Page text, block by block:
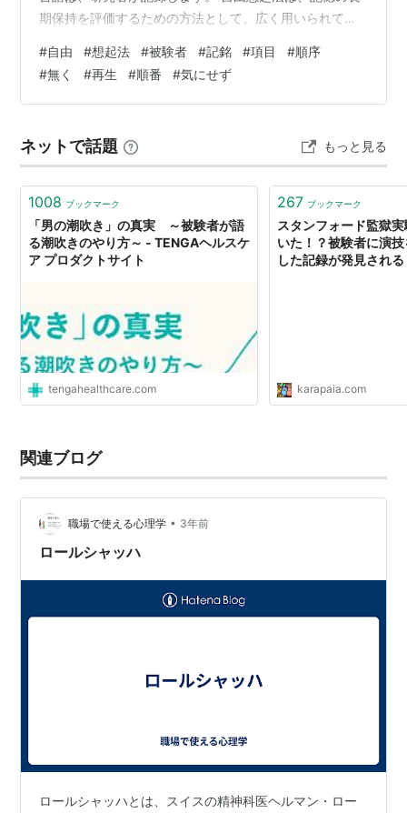
期保持を評価するための方法として、広く用いられてい
だけ正確に、どれだけ多く再生できるかによって、記憶
の強さを評価することができます。また、被験者が再生
した項目の順番や、再生に要した時間なども、記憶の特
記憶の研究だけでなく、言語学や教育心理学などの研究
にも用いられています。 例えば、言語学では…
#自由 #想起法 #被験者 #記銘 #項目 #順序
#無く #再生 #順番 #気にせず
ネットで話題 もっと見る
1008 ブックマーク
「男の潮吹き」の真実 ～被験者が語
る潮吹きのやり方～ - TENGAヘルスケ
ア プロダクトサイト
tengahealthcare.com
267 ブックマーク
スタンフォード監獄
いた！？被験者に演
した記録が発見される
karapaia.com
関連ブログ
職場で使える心理学 • 3年前
ロールシャッハ
ロールシャッハとは、スイスの精神科医ヘルマン・ロー